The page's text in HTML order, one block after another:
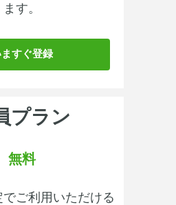
ます。
すぐ登録
プラン
無料
ご利用いただける